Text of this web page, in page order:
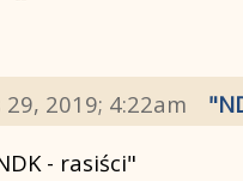
29, 2019; 4:22am
- rasiści"